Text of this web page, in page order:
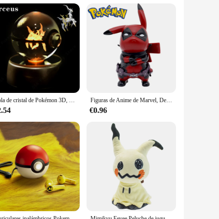
crafted collectibles are designed to capture
Whether you're a seasoned collector or looking
and fans alike, these sets are perfect for showcasing your
to any Pokemon collection. Whether you're looking to
offerings. The sets are designed to be convenient,
room, or a dedicated Pokemon sanctuary, these sets are
for your money.
Bola de cristal de Pokémon 3D, Pikachu Gengar Mew Mewtwo, Base de lámpara, Pokeball de cristal, figura de bola de cristal de Pokémon, luz nocturna, regalo de cumpleaños Figuras de Anime de Marvel, Deadpool, Pikachu, ryapparatuur, Q Editie, Pikachu, modelo de Anime, colección de escritorio, decoración, Kinderen, Gesch, 12Cm
€0.96